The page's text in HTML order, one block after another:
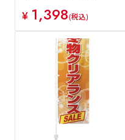
¥ 1,398(税込)